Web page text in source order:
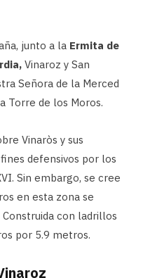
junto a la Ermita de
Vinaroz y San
Señora de la Merced
Torre de los Moros.
Vinaròs y sus
defensivos por los
Sin embargo, se cree
en esta zona se
con ladrillos
por 5.9 metros.